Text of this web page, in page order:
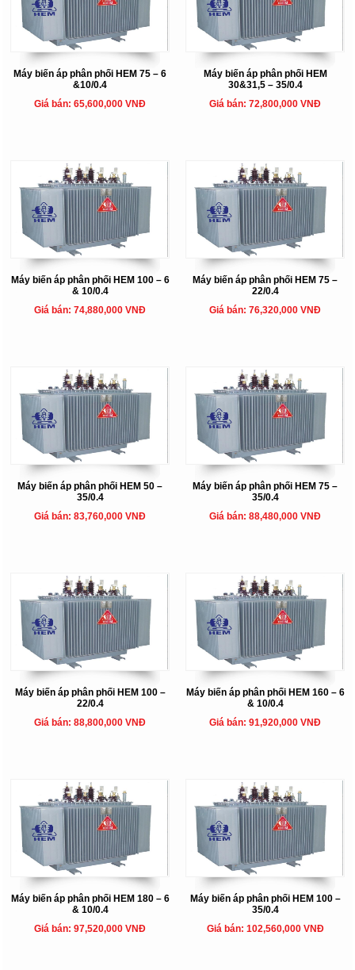
Máy biến áp phân phối HEM 75 – 6
&10/0.4
Giá bán: 65,600,000 VNĐ
Máy biến áp phân phối HEM
30&31,5 – 35/0.4
Giá bán: 72,800,000 VNĐ
Máy biến áp phân phối HEM 100 – 6
& 10/0.4
Giá bán: 74,880,000 VNĐ
Máy biến áp phân phối HEM 75 –
22/0.4
Giá bán: 76,320,000 VNĐ
Máy biến áp phân phối HEM 50 –
35/0.4
Giá bán: 83,760,000 VNĐ
Máy biến áp phân phối HEM 75 –
35/0.4
Giá bán: 88,480,000 VNĐ
Máy biến áp phân phối HEM 100 –
22/0.4
Giá bán: 88,800,000 VNĐ
Máy biến áp phân phối HEM 160 – 6
& 10/0.4
Giá bán: 91,920,000 VNĐ
Máy biến áp phân phối HEM 180 – 6
& 10/0.4
Giá bán: 97,520,000 VNĐ
Máy biến áp phân phối HEM 100 –
35/0.4
Giá bán: 102,560,000 VNĐ